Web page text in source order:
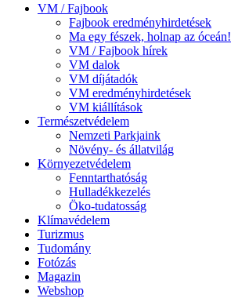
VM / Fajbook
Fajbook eredményhirdetések
Ma egy fészek, holnap az óceán!
VM / Fajbook hírek
VM dalok
VM díjátadók
VM eredményhirdetések
VM kiállítások
Természetvédelem
Nemzeti Parkjaink
Növény- és állatvilág
Környezetvédelem
Fenntarthatóság
Hulladékkezelés
Öko-tudatosság
Klímavédelem
Turizmus
Tudomány
Fotózás
Magazin
Webshop